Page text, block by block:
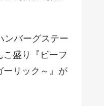
ンバーグステー
こ盛り『ビーフ
ーリック～』が